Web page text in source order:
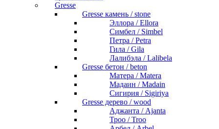
Gresse
Gresse камень / stone
Эллора / Ellora
Симбел / Simbel
Петра / Petra
Гила / Gila
Лалибэла / Lalibela
Gresse бетон / beton
Матера / Matera
Мадаин / Madain
Сигирия / Sigiriya
Gresse дерево / wood
Аджанта / Ajanta
Троо / Troo